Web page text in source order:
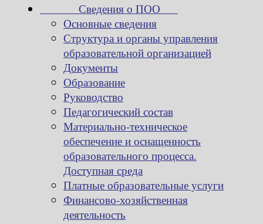
Сведения о ПОО
Основные сведения
Структура и органы управления
образовательной организацией
Документы
Образование
Руководство
Педагогический состав
Материально-техническое
обеспечение и оснащенность
образовательного процесса.
Доступная среда
Платные образовательные услуги
Финансово-хозяйственная
деятельность